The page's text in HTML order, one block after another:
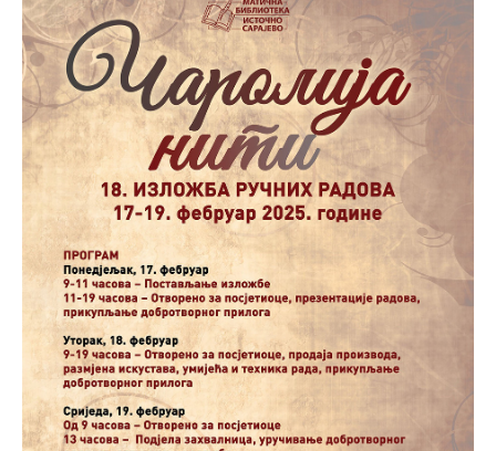
Анонимно2800426 јуче
2:05
Sto bogatiji-to skrtiji,sto tisi-to opasniji,sto pricivljiviji-to
gluplji,sto ljepsi-to razmazaniji,sto emotivniji-to
iskreniji,sto jaci- to bezdusniji,sto sladji u govoru-to
veci prevarant...
Анонимно2802132 јуче 2:14
Mnogi nesposobni ljudi su daleko dogurali. Ko je
nesposoban može raditi sve. Sposobni rade samo ono
što znaju.